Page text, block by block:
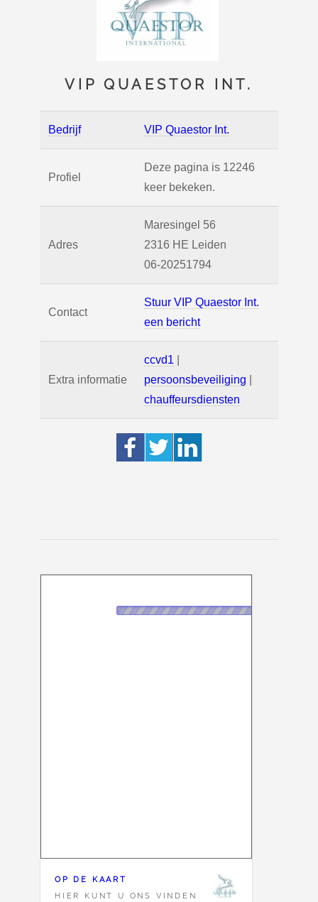
VIP QUAESTOR INT.
Bedrijf VIP Quaestor Int.
Profiel
Deze pagina is 12246
keer bekeken.
Adres
Maresingel 56
2316 HE Leiden
06-20251794
Contact
Stuur VIP Quaestor Int.
een bericht
Extra informatie
ccvd1
persoonsbeveiliging
chauffeursdiensten
OP DE KAART
HIER KUNT U ONS VINDEN